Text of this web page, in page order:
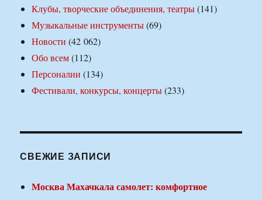
Клубы, творческие объединения, театры(141)
Музыкальные инструменты(69)
Новости (42 062)
Обо всем(112)
Персоналии (134)
Фестивали, конкурсы, концерты(233)
СВЕЖИЕ ЗАПИСИ
Москва Махачкала самолет: комфортное